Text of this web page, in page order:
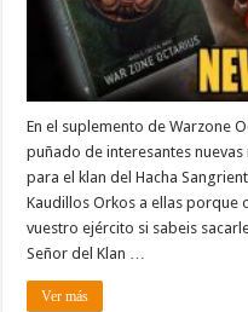
En el suplemento de Warzone
puñado de interesantes
para el klan del Hacha
Kaudillos Orkos a ellas porque
vuestro ejército si sabeis
Señor del Klan …
Ver más